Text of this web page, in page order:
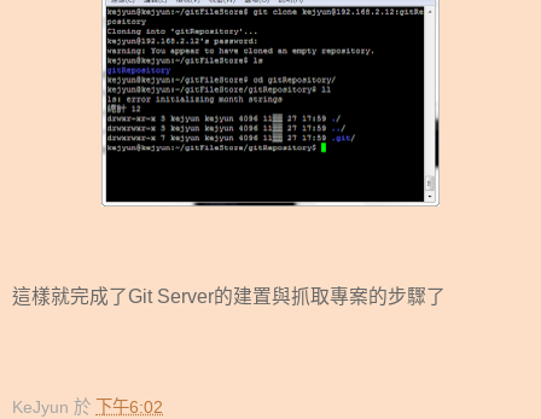
這樣就完成了Git Server的建置與抓取專案的步驟了
KeJyun 於 下午6:02